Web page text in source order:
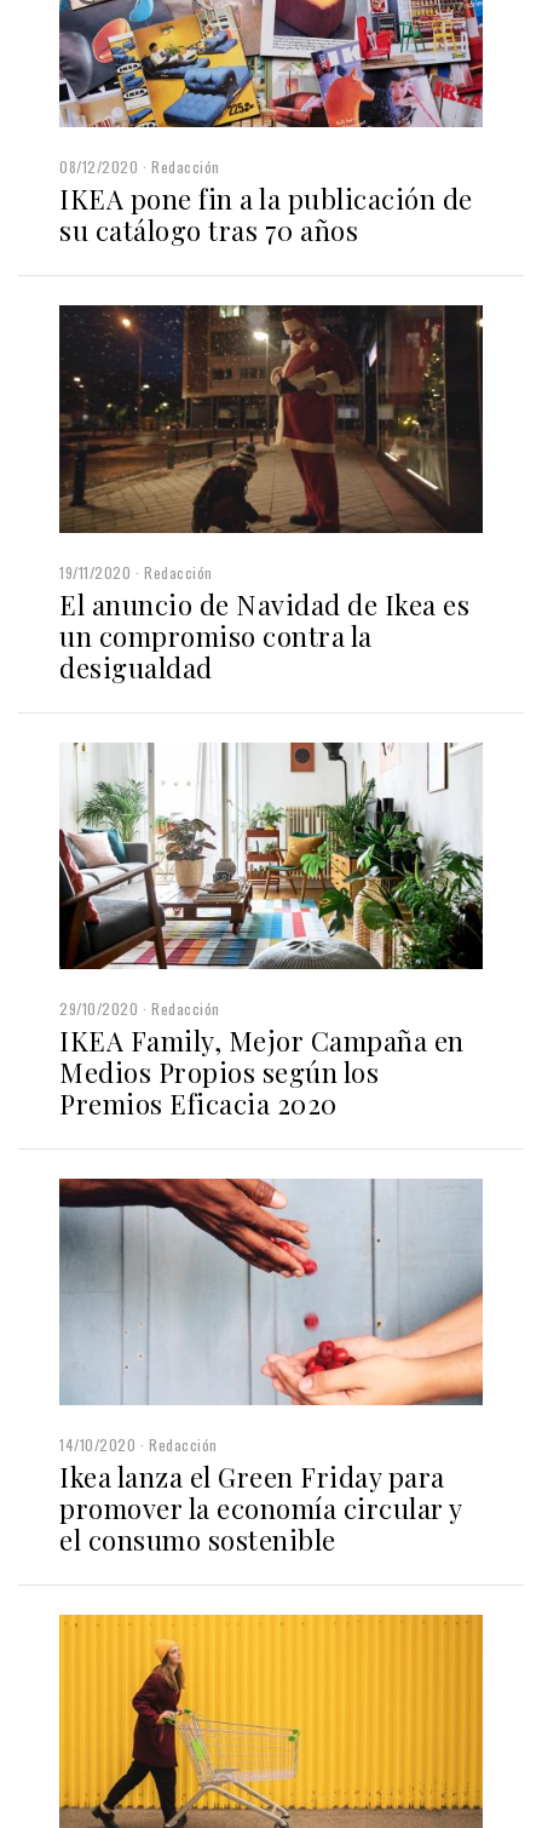
08/12/2020 Redacción
IKEA pone fin a la publicación de
su catálogo tras 70 años
19/11/2020 Redacción
El anuncio de Navidad de Ikea es
un compromiso contra la
desigualdad
29/10/2020 Redacción
IKEA Family, Mejor Campaña en
Medios Propios según los
Premios Eficacia 2020
14/10/2020 Redacción
Ikea lanza el Green Friday para
promover la economía circular y
el consumo sostenible